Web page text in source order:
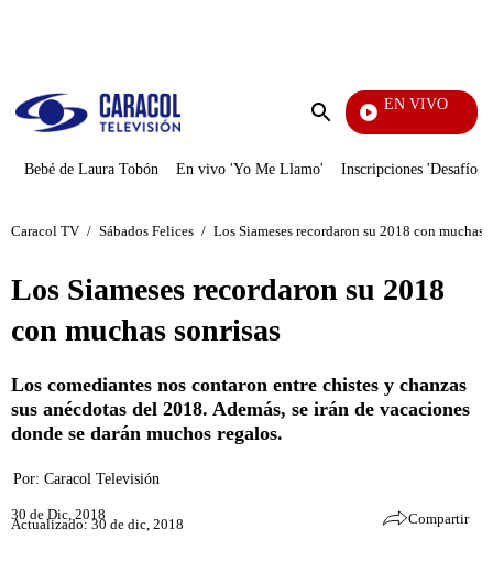
Enviar
EN VIVO
El
Bebé de Laura Tobón En vivo 'Yo Me Llamo' Inscripciones 'Desafío'
Caracol TV / Sábados Felices / Los Siameses recordaron su 2018 con muchas
Los Siameses recordaron su 2018
con muchas sonrisas
Los comediantes nos contaron entre chistes y chanzas
sus anécdotas del 2018. Además, se irán de vacaciones
donde se darán muchos regalos.
Por: Caracol Televisión
30 de Dic, 2018
Actualizado: 30 de dic, 2018 Compartir